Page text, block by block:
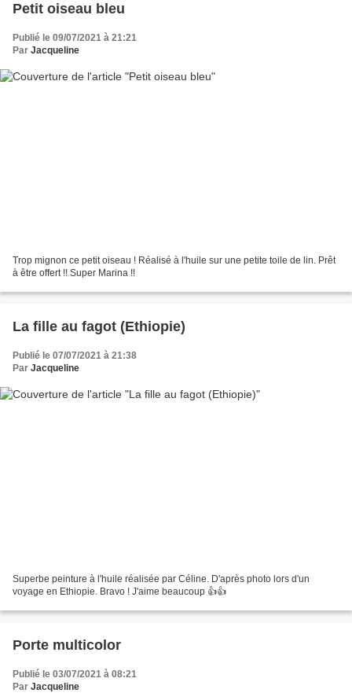
Petit oiseau bleu
Publié le 09/07/2021 à 21:21
Par Jacqueline
Trop mignon ce petit oiseau ! Réalisé à l'huile sur une petite toile de lin. Prêt
à être offert !! Super Marina !!
La fille au fagot (Ethiopie)
Publié le 07/07/2021 à 21:38
Par Jacqueline
Superbe peinture à l'huile réalisée par Céline. D'après photo lors d'un
voyage en Ethiopie. Bravo ! J'aime beaucoup 👍👍
Porte multicolor
Publié le 03/07/2021 à 08:21
Par Jacqueline